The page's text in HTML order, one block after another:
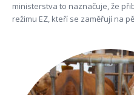
ministerstva to naznačuje, že
režimu EZ, kteří se zaměřují na